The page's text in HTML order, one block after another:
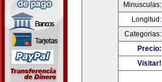
Minusculas:
Longitud:
Categorias:
Precio:
Visitar!